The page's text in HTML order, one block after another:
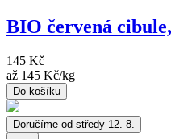
BIO červená
145 Kč
až 145 Kč/kg
Do košíku
Doručíme od středy 12. 8.